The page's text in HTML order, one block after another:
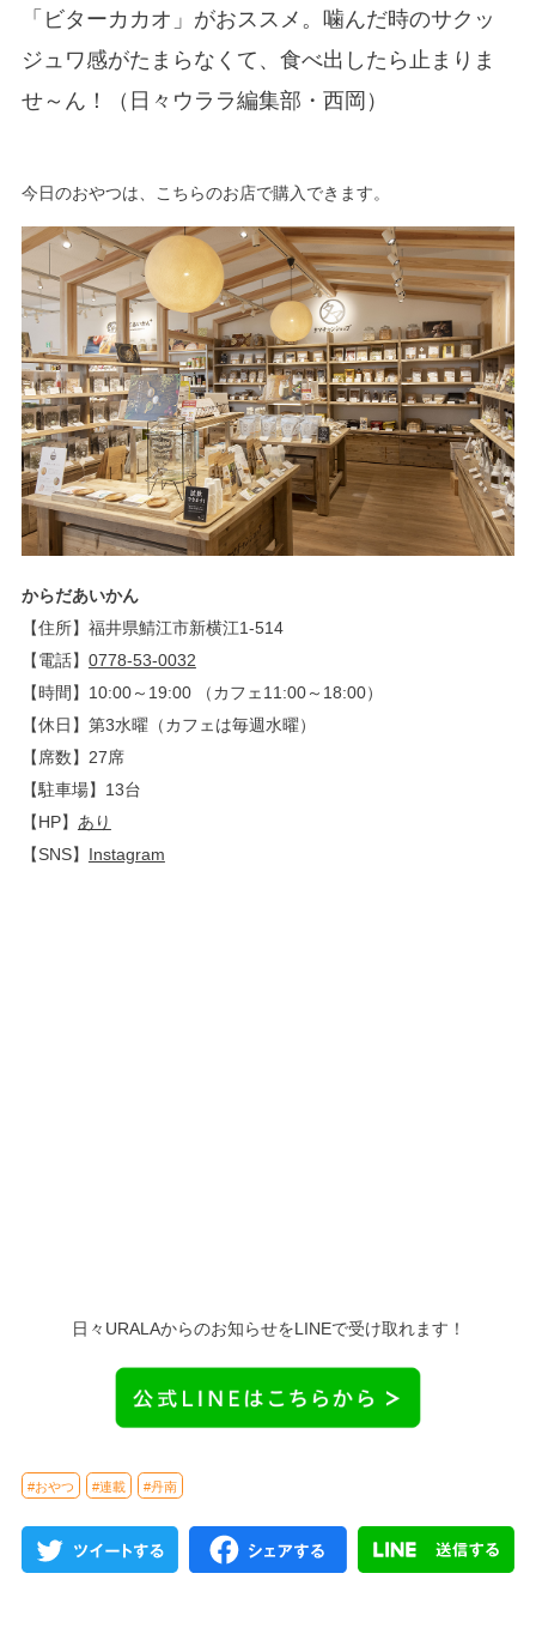
「ビターカカオ」がおススメ。噛んだ時のサクッ
ジュワ感がたまらなくて、食べ出したら止まりま
せ～ん！（日々ウララ編集部・西岡）
今日のおやつは、こちらのお店で購入できます。
からだあいかん
【住所】福井県鯖江市新横江1-514
【電話】 0778-53-0032
【時間】10:00～19:00 （カフェ11:00～18:00）
【休日】第3水曜（カフェは毎週水曜）
【席数】27席
【駐車場】13台
【HP】 あり
【SNS】 Instagram
日々URALAからのお知らせをLINEで受け取れます！
#おやつ #連載 #丹南